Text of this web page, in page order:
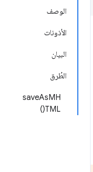
الوصف
الأذونات
البيان
الطُرق
saveAsMH
TML()